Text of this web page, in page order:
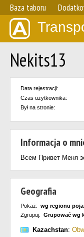
Baza taboru
Nekits13
Data rejestracji:
Czas użytkownika:
Był na stronie:
Informacja o
Всем Привет Меня
Geografia
Pokaż: wg regionu
Zgrupuj: Grupować wg
Kazachstan: